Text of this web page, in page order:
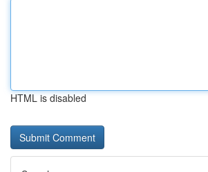
HTML is disabled